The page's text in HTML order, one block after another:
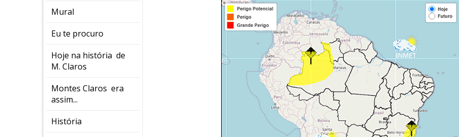
Mural
Eu te procuro
Hoje na história de
M. Claros
Montes Claros era
assim...
História